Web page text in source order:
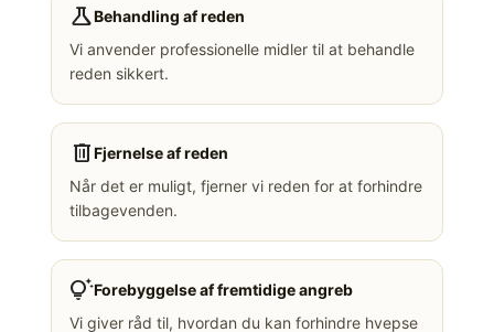
scienceBehandling af reden
Vi anvender professionelle midler til at behandle
reden sikkert.
deleteFjernelse af reden
Når det er muligt, fjerner vi reden for at forhindre
tilbagevenden.
tips_and_updatesForebyggelse af fremtidige angreb
Vi giver råd til, hvordan du kan forhindre hvepse